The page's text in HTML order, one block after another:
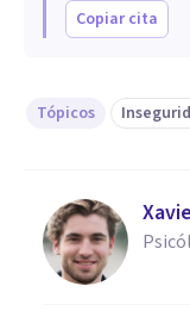
Copiar cita
Tópicos